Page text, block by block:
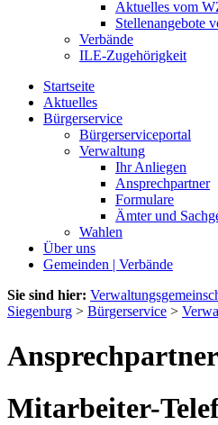
Aktuelles vom
Stellenangebote
Verbände
ILE-Zugehörigkeit
Startseite
Aktuelles
Bürgerservice
Bürgerserviceportal
Verwaltung
Ihr Anliegen
Ansprechpartner
Formulare
Ämter und
Wahlen
Über uns
Gemeinden | Verbände
Sie sind hier:
Siegenburg > Bürgerservice >
Ansprechpartner
Mitarbeiter-